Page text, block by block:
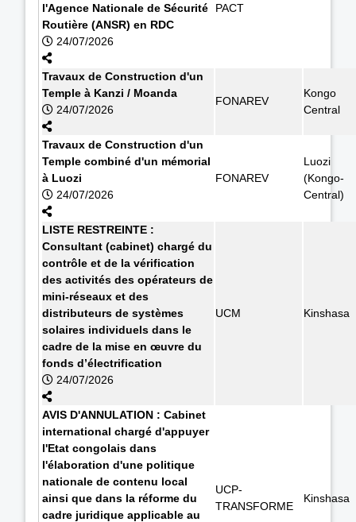
l'Agence Nationale de Sécurité
Routière (ANSR) en RDC
24/07/2026
PACT
Travaux de Construction d'un
Temple à Kanzi / Moanda
24/07/2026
FONAREV
Kongo
Central
Travaux de Construction d'un
Temple combiné d'un mémorial
à Luozi
24/07/2026
FONAREV
Luozi
(Kongo-
Central)
LISTE RESTREINTE :
Consultant (cabinet) chargé du
contrôle et de la vérification
des activités des opérateurs de
mini-réseaux et des
distributeurs de systèmes
solaires individuels dans le
cadre de la mise en œuvre du
fonds d’électrification
24/07/2026
UCM Kinshasa
AVIS D'ANNULATION : Cabinet
international chargé d'appuyer
l'Etat congolais dans
l'élaboration d'une politique
nationale de contenu local
ainsi que dans la réforme du
cadre juridique applicable au
UCP-
TRANSFORME
Kinshasa